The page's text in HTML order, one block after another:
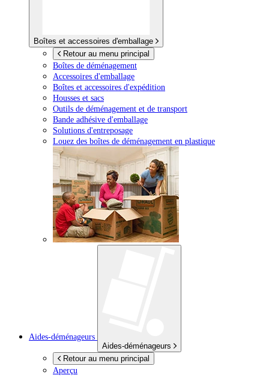
Boîtes et accessoires d'emballage
Retour au menu principal
Boîtes de déménagement
Accessoires d'emballage
Boîtes et accessoires d'expédition
Housses et sacs
Outils de déménagement et de transport
Bande adhésive d'emballage
Solutions d'entreposage
Louez des boîtes de déménagement en plastique
Aides-déménageurs
Aides-déménageurs
Retour au menu principal
Aperçu